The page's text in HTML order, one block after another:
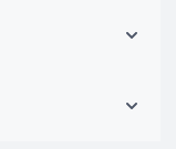
celle,
alla sua